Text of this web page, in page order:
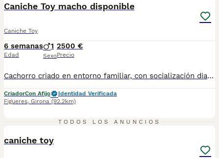
Caniche Toy macho disponible
Caniche Toy
6 semanas
Edad
1
Sexo
2500 €
Precio
Cachorro criado en entorno familiar, con socialización diaria desde sus primeros días. Seguro, equilibrado y acostumbrado al contacto humano. ✔ Socializado desde nacimiento ✔ Crecimiento en ambiente familiar ✔ Carácter estable y afectuoso Salud garantizada: seguimiento veterinario continuo y alimentación de alta calidad para un desarrollo óptimo\. Se entrega con: - Vacunas acordes a su edad - Microchip implantado - Revisión veterinaria completa - Documentación en regla - Contrato de compraventa con garantías Cachorro listo para integrarse en su nuevo hogar con todas las garantías sanitarias y legales. Buscamos familia responsable que valore un compañero sano, bien cuidado y criado con dedicación. Elite Dynasty Cría responsable, calidad y compromiso
CriadorCon Afijo
Identidad Verificada
Figueres, Girona (92.2km)
TODOS LOS ANUNCIOS
caniche toy